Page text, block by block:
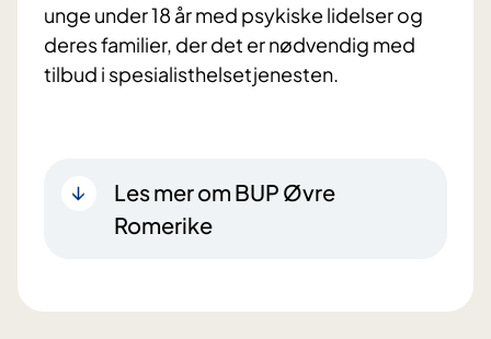
unge under 18 år med psykiske lidelser og
deres familier, der det er nødvendig med
tilbud i spesialisthelsetjenesten.
Les mer om BUP Øvre
Romerike